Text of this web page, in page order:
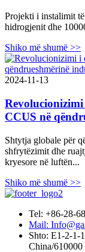
Projekti i instalimit
hidrogjenit dhe
Shiko më shumë >>
2024-11-13
CCUS në
Shtytja globale për
shfrytëzimit dhe
kryesore në luftën...
Shiko më shumë >>
Tel: +86-28-
Mail:
Shto: E1-2-1-
China/610000